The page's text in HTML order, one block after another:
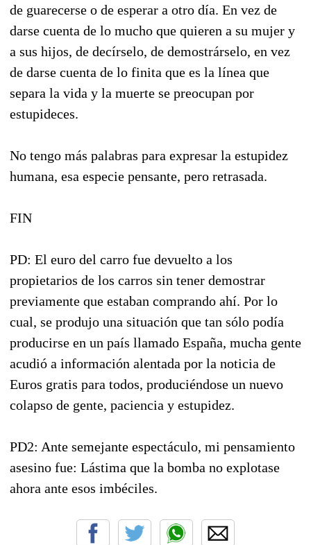
de guarecerse o de esperar a otro día. En vez de
darse cuenta de lo mucho que quieren a su mujer y
a sus hijos, de decírselo, de demostrárselo, en vez
de darse cuenta de lo finita que es la línea que
separa la vida y la muerte se preocupan por
estupideces.
No tengo más palabras para expresar la estupidez
humana, esa especie pensante, pero retrasada.
FIN
PD: El euro del carro fue devuelto a los
propietarios de los carros sin tener demostrar
previamente que estaban comprando ahí. Por lo
cual, se produjo una situación que tan sólo podía
producirse en un país llamado España, mucha gente
acudió a información alentada por la noticia de
Euros gratis para todos, produciéndose un nuevo
colapso de gente, paciencia y estupidez.
PD2: Ante semejante espectáculo, mi pensamiento
asesino fue: Lástima que la bomba no explotase
ahora ante esos imbéciles.